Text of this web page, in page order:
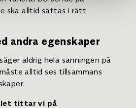
ska alltid sättas i rätt
andra egenskaper
aldrig hela sanningen på
alltid ses tillsammans
tittar vi på